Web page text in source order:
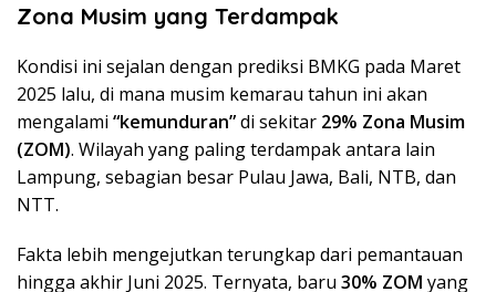
Zona Musim yang Terdampak
Kondisi ini sejalan dengan prediksi BMKG pada Maret
2025 lalu, di mana musim kemarau tahun ini akan
mengalami “kemunduran”di sekitar 29% Zona Musim
(ZOM). Wilayah yang paling terdampak antara lain
Lampung, sebagian besar Pulau Jawa, Bali, NTB, dan
NTT.
Fakta lebih mengejutkan terungkap dari pemantauan
hingga akhir Juni 2025. Ternyata, baru 30% ZOM yang